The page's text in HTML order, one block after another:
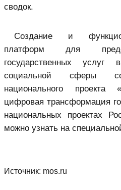
сводок.
Создание и
платформ для
государственных услуг
социальной сферы
национального
цифровая трансформация
национальных проектах
можно узнать на
Источник: mos.ru